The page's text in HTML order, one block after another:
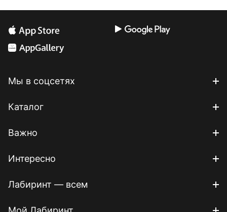
Мы в соцсетях
Каталог
Важно
Интересно
Лабиринт — всем